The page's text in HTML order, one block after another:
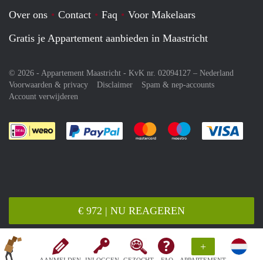
+
€ 972 | NU REAGEREN
Over ons Contact Faq
Voor Makelaars
Gratis je Appartement aanbieden in Maastricht
© 2026 - Appartement Maastricht - KvK nr. 02094127 – Nederland
Voorwaarden & privacy
Disclaimer
Spam & nep-accounts
Account verwijderen
Je rekent gemakkelijk af met Paypal
Je rekent gemakkelijk af met
Je rekent